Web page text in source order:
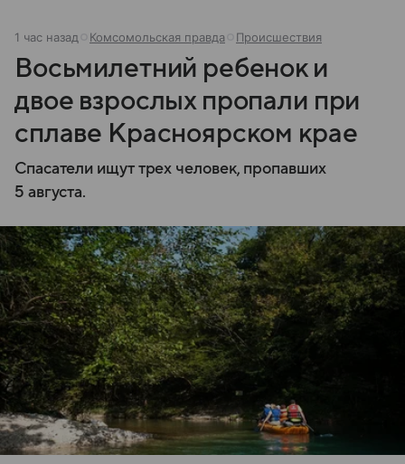
1 час назад Комсомольская правда Происшествия
Восьмилетний ребенок и
двое взрослых пропали при
сплаве Красноярском крае
Спасатели ищут трех человек, пропавших
5 августа.